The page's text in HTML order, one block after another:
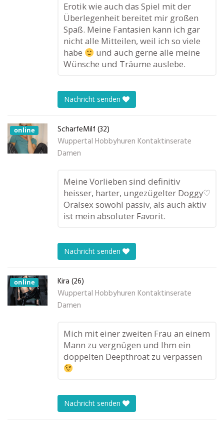
Erotik wie auch das Spiel mit der
Überlegenheit bereitet mir großen
Spaß. Meine Fantasien kann ich gar
nicht alle Mitteilen, weil ich so viele
habe
und auch gerne alle meine
Wünsche und Träume auslebe.
Nachricht senden
online
ScharfeMilf (32)
Wuppertal Hobbyhuren Kontaktinserate
Damen
Meine Vorlieben sind definitiv
heisser, harter, ungezügelter Doggy♡
Oralsex sowohl passiv, als auch aktiv
ist mein absoluter Favorit.
Nachricht senden
online
Kira (26)
Wuppertal Hobbyhuren Kontaktinserate
Damen
Mich mit einer zweiten Frau an einem
Mann zu vergnügen und Ihm ein
doppelten Deepthroat zu verpassen
Nachricht senden